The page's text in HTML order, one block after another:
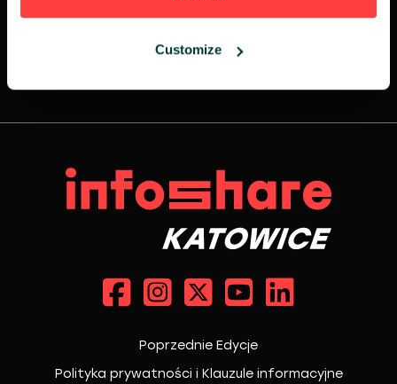
Customize
Poprzednie Edycje
Polityka prywatności i Klauzule informacyjne